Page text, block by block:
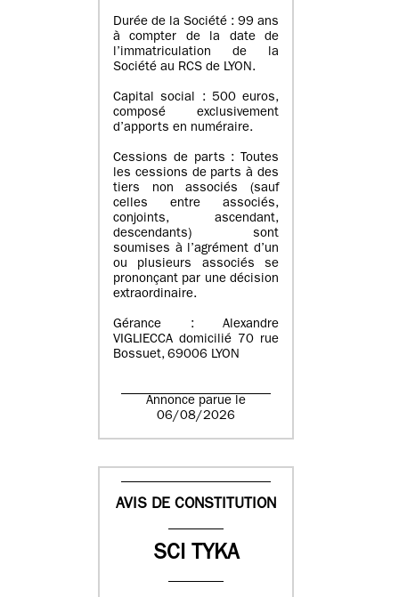
Durée de la Société : 99 ans
à compter de la date de
l’immatriculation de la
Société au RCS de LYON.
Capital social : 500 euros,
composé exclusivement
d’apports en numéraire.
Cessions de parts : Toutes
les cessions de parts à des
tiers non associés (sauf
celles entre associés,
conjoints, ascendant,
descendants) sont
soumises à l’agrément d’un
ou plusieurs associés se
prononçant par une décision
extraordinaire.
Gérance : Alexandre
VIGLIECCA domicilié 70 rue
Bossuet, 69006 LYON
Annonce parue le
06/08/2026
AVIS DE CONSTITUTION
SCI TYKA